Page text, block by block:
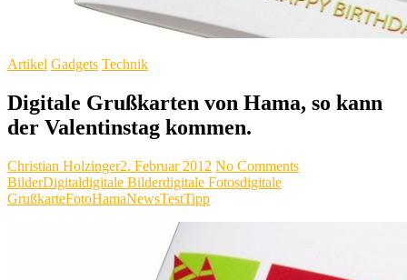
Artikel Gadgets Technik
Digitale Grußkarten von Hama, so kann
der Valentinstag kommen.
Christian Holzinger2. Februar 2012 No Comments
BilderDigitaldigitale Bilderdigitale Fotosdigitale
GrußkarteFotoHamaNewsTestTipp